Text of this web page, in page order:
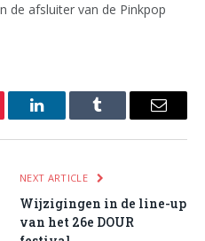
de afsluiter van de Pinkpop
LinkedInTumblr Email
NEXT ARTICLE
Wijzigingen in de line-up
van het 26e DOUR